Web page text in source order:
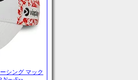
シング マック